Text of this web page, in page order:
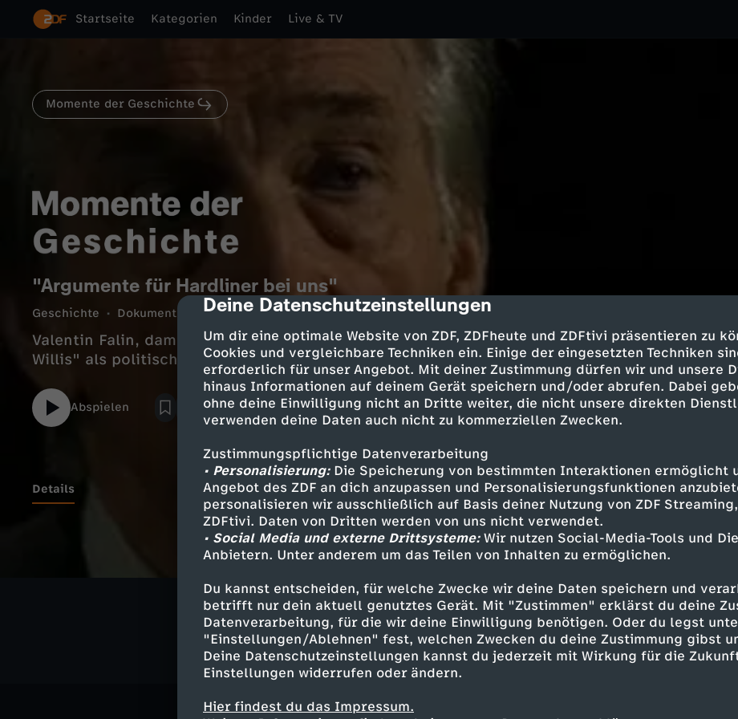
cmp-dialog-description
Deine Datenschutzeinstellungen
Um dir eine optimale Website von ZDF, ZDFheute und ZDFtivi präsentieren zu
Cookies und vergleichbare Techniken ein. Einige der eingesetzten Techniken
erforderlich für unser Angebot. Mit deiner Zustimmung dürfen wir und unsere
hinaus Informationen auf deinem Gerät speichern und/oder abrufen. Dabei
ohne deine Einwilligung nicht an Dritte weiter, die nicht unsere direkten
verwenden deine Daten auch nicht zu kommerziellen Zwecken.
Zustimmungspflichtige Datenverarbeitung
• Personalisierung:Die Speicherung von bestimmten Interaktionen ermöglicht
Angebot des ZDF an dich anzupassen und Personalisierungsfunktionen
personalisieren wir ausschließlich auf Basis deiner Nutzung von ZDF
ZDFtivi. Daten von Dritten werden von uns nicht verwendet.
• Social Media und externe Drittsysteme:Wir nutzen Social-Media-Tools und
Anbietern. Unter anderem um das Teilen von Inhalten zu ermöglichen.
Du kannst entscheiden, für welche Zwecke wir deine Daten speichern und
betrifft nur dein aktuell genutztes Gerät. Mit "Zustimmen" erklärst du deine
Datenverarbeitung, für die wir deine Einwilligung benötigen. Oder du legst
"Einstellungen/Ablehnen" fest, welchen Zwecken du deine Zustimmung gibst
Deine Datenschutzeinstellungen kannst du jederzeit mit Wirkung für die
Einstellungen widerrufen oder ändern.
Hier findest du das Impressum.
Startseite Kategorien Kinder Live & TV
Momente der Geschichte
"Argumente für Hardliner bei uns"
Geschichte Dokumentation informativ 6 Min. 06.10.2011 ZDF
Valentin Falin, damals Berater im Kreml, begreift das "Treffen der beiden
Willis" als politischen Wendepunkt.
Abspielen
Details
Ähnliche Inhalte entdecken
Geschichte Dokumentation informativ Momente der